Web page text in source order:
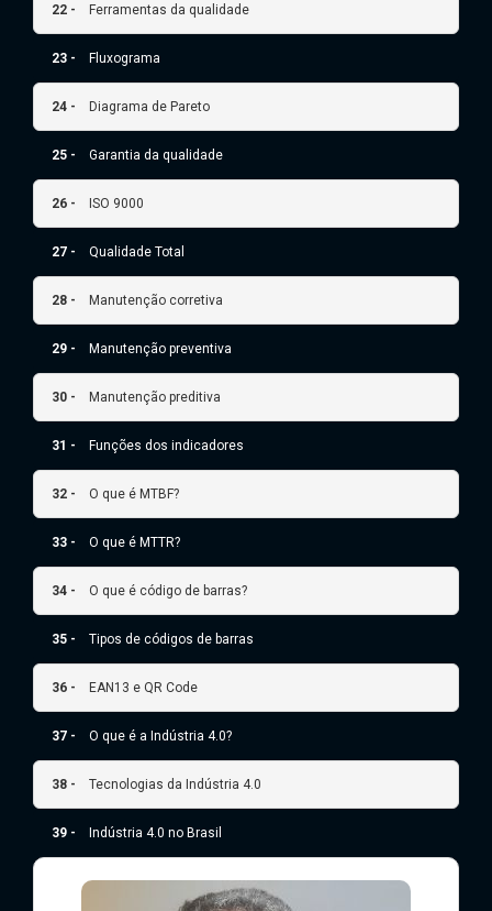
22 - Ferramentas da qualidade
23 - Fluxograma
24 - Diagrama de Pareto
25 - Garantia da qualidade
26 - ISO 9000
27 - Qualidade Total
28 - Manutenção corretiva
29 - Manutenção preventiva
30 - Manutenção preditiva
31 - Funções dos indicadores
32 - O que é MTBF?
33 - O que é MTTR?
34 - O que é código de barras?
35 - Tipos de códigos de barras
36 - EAN13 e QR Code
37 - O que é a Indústria 4.0?
38 - Tecnologias da Indústria 4.0
39 - Indústria 4.0 no Brasil